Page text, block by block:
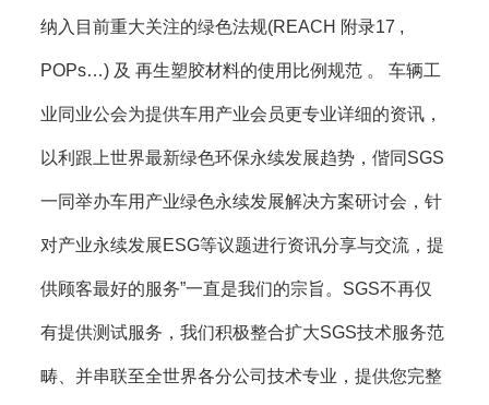
纳入目前重大关注的绿色法规(REACH 附录17 ,
POPs…) 及 再生塑胶材料的使用比例规范 。 车辆工
业同业公会为提供车用产业会员更专业详细的资讯，
以利跟上世界最新绿色环保永续发展趋势，偕同SGS
一同举办车用产业绿色永续发展解决方案研讨会，针
对产业永续发展ESG等议题进行资讯分享与交流，提
供顾客最好的服务”一直是我们的宗旨。SGS不再仅
有提供测试服务，我们积极整合扩大SGS技术服务范
畴、并串联至全世界各分公司技术专业，提供您完整